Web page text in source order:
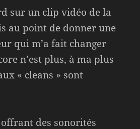
sur un clip vidéo de la
au point de donner une
qui m’a fait changer
n’est plus, à ma plus
« cleans » sont
des sonorités